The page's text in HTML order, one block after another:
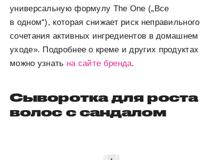
универсальную формулу The One („Все
в одном“), которая снижает риск неправильного
сочетания активных ингредиентов в домашнем
уходе». Подробнее о креме и других продуктах
можно узнать на сайте бренда.
Сыворотка для роста
волос с сандалом